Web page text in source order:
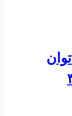
الکتروموتور ABB توان